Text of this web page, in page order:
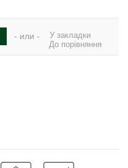
- или -
У закладки
До порівняння